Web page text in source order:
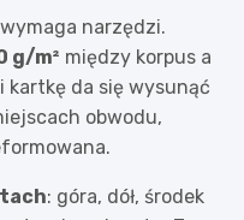
narzędzi.
g/m² między korpus a
kartkę da się wysunąć
obwodu,
: góra, dół, środek